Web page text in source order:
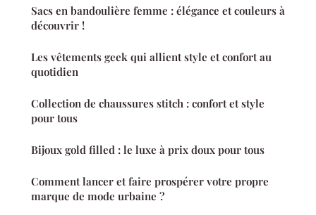
Sacs en bandoulière femme : élégance et couleurs à
découvrir !
Les vêtements geek qui allient style et confort au
quotidien
Collection de chaussures stitch : confort et style
pour tous
Bijoux gold filled : le luxe à prix doux pour tous
Comment lancer et faire prospérer votre propre
marque de mode urbaine ?